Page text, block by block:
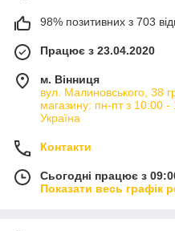
98% позитивних з 703
Працює з 23.04.2020
м. Вінниця
вул. Малиновського, 38
магазину: пн-пт з 10:00 -
Україна
Контакти
Сьогодні працює з
Показати весь графік